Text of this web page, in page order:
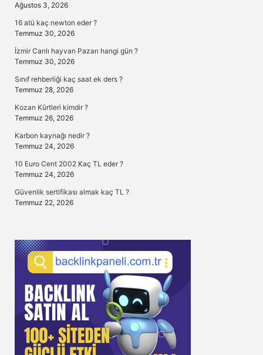
Ağustos 3, 2026
16 atü kaç newton eder ?
Temmuz 30, 2026
İzmir Canlı hayvan Pazarı hangi gün ?
Temmuz 30, 2026
Sınıf rehberliği kaç saat ek ders ?
Temmuz 28, 2026
Kozan Kürtleri kimdir ?
Temmuz 26, 2026
Karbon kaynağı nedir ?
Temmuz 24, 2026
10 Euro Cent 2002 Kaç TL eder ?
Temmuz 24, 2026
Güvenlik sertifikası almak kaç TL ?
Temmuz 22, 2026